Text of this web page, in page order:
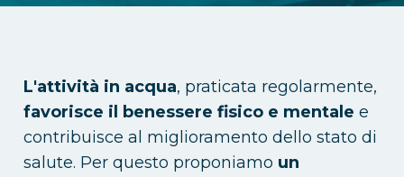
L'attività in acqua, praticata regolarmente,
favorisce il benessere fisico e mentale e
contribuisce al miglioramento dello stato di
salute. Per questo proponiamo un